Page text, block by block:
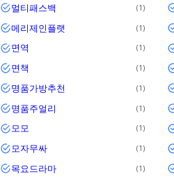
멀티패스백 1
메리제인플랫 1
면역 1
면책 1
명품가방추천 1
명품주얼리 1
모모 1
모자무싸 1
목요드라마 1